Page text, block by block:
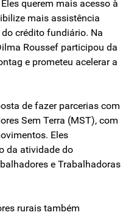
querem mais acesso à
mais assistência
crédito fundiário. Na
Roussef participou da
e prometeu acelerar a
de fazer parcerias com
Sem Terra (MST), com
Eles
da atividade do
e Trabalhadoras
rurais também